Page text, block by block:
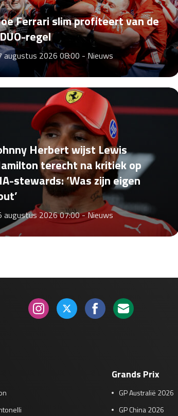
Ferrari slim profiteert van de
regel
augustus 2026 08:00 -Nieuws
Herbert wijst Lewis
terecht na kritiek op
stewards: ‘Was zijn eigen
augustus 2026 07:00 -Nieuws
Grands Prix
GP Australië 2026
GP China 2026